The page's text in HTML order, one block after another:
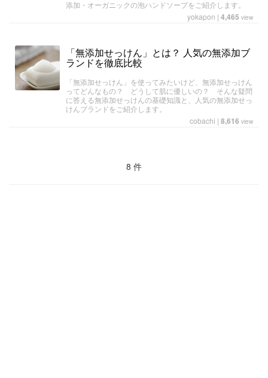
添加・オーガニックの泡ハンドソープをご紹介します。
yokapon | 4,465 view
「無添加せっけん」とは？ 人気の無添加ブ
ランドを徹底比較
「無添加せっけん」を使ってみたいけど、無添加せっけん
ってどんなもの？ どうして肌に優しいの？ そんな疑問
に答える無添加せっけんの基礎知識と、人気の無添加せっ
けんブランドをご紹介します。
cobachi | 8,616 view
8 件